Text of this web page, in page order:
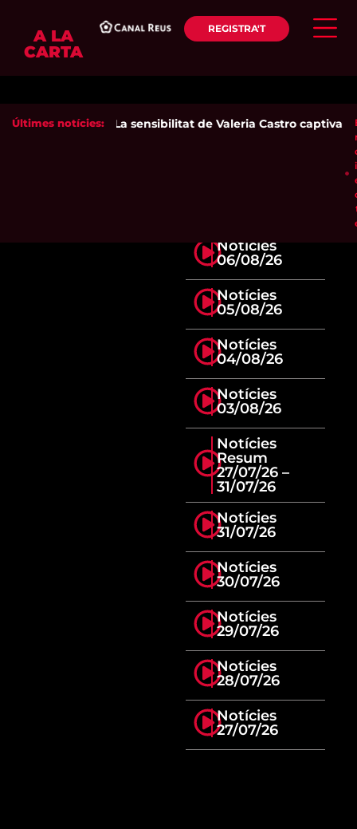
A LA
CARTA
REGISTRA'T
Últimes notícies: La sensibilitat de Valeria Castro captiva
Notícies
06/08/26
Notícies
05/08/26
Notícies
04/08/26
Notícies
03/08/26
Notícies
Resum
27/07/26 –
31/07/26
Notícies
31/07/26
Notícies
30/07/26
Notícies
29/07/26
Notícies
28/07/26
Notícies
27/07/26